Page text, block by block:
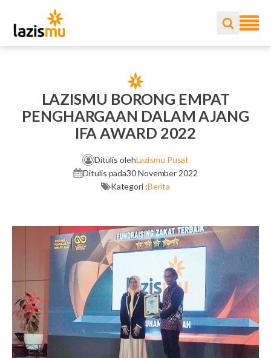
LAZISMU BORONG EMPAT
PENGHARGAAN DALAM AJANG
IFA AWARD 2022
Ditulis olehLazismu Pusat
Ditulis pada30 November 2022
Kategori :Berita